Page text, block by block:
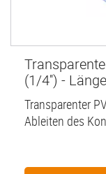
(1/4'') -
Transparenter
Ableiten des